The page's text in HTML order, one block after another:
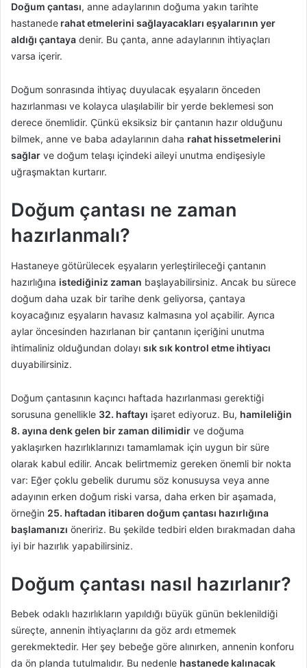
Doğum çantası, anne adaylarının doğuma yakın tarihte
hastanede rahat etmelerini sağlayacakları eşyalarının yer
aldığı çantaya denir. Bu çanta, anne adaylarının ihtiyaçları
varsa içerir.
Doğum sonrasında ihtiyaç duyulacak eşyaların önceden
hazırlanması ve kolayca ulaşılabilir bir yerde beklemesi son
derece önemlidir. Çünkü eksiksiz bir çantanın hazır olduğunu
bilmek, anne ve baba adaylarının daha rahat hissetmelerini
sağlar ve doğum telaşı içindeki aileyi unutma endişesiyle
uğraşmaktan kurtarır.
Doğum çantası ne zaman
hazırlanmalı?
Hastaneye götürülecek eşyaların yerleştirileceği çantanın
hazırlığına istediğiniz zaman başlayabilirsiniz. Ancak bu sürece
doğum daha uzak bir tarihe denk geliyorsa, çantaya
koyacağınız eşyaların havasız kalmasına yol açabilir. Ayrıca
aylar öncesinden hazırlanan bir çantanın içeriğini unutma
ihtimaliniz olduğundan dolayı sık sık kontrol etme ihtiyacı
duyabilirsiniz.
Doğum çantasının kaçıncı haftada hazırlanması gerektiği
sorusuna genellikle 32. haftayı işaret ediyoruz. Bu, hamileliğin
8. ayına denk gelen bir zaman dilimidir ve doğuma
yaklaşırken hazırlıklarınızı tamamlamak için uygun bir süre
olarak kabul edilir. Ancak belirtmemiz gereken önemli bir nokta
var: Eğer çoklu gebelik durumu söz konusuysa veya anne
adayının erken doğum riski varsa, daha erken bir aşamada,
örneğin 25. haftadan itibaren doğum çantası hazırlığına
başlamanızı öneririz. Bu şekilde tedbiri elden bırakmadan daha
iyi bir hazırlık yapabilirsiniz.
Doğum çantası nasıl hazırlanır?
Bebek odaklı hazırlıkların yapıldığı büyük günün beklenildiği
süreçte, annenin ihtiyaçlarını da göz ardı etmemek
gerekmektedir. Her şey bebeğe göre alınırken, annenin konforu
da ön planda tutulmalıdır. Bu nedenle hastanede kalınacak